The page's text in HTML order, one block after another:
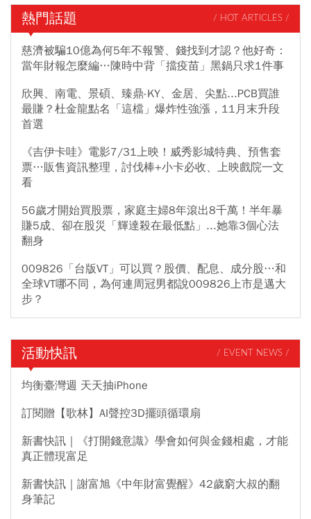
熱門話題 / HOT ARTICLES /
慈濟被騙10億為何5年不報警、錢找到才認？他好奇：
當年財報怎麼編…陳時中背「擋疫苗」黑鍋只求1件事
欣興、南電、景碩、臻鼎-KY、金居、尖點...PCB買誰
最賺？杜金龍點名「這檔」爆炸性強漲，11月末升段
首選
《吉伊卡哇》電影7/31上映！威秀影城特典、預售套
票…販售資訊整理，討伐棒+小卡必收、上映戲院一文
看
56歲才開始買股票，家庭主婦8年滾出8千萬！半年暴
賺5成、卻在股災「輝達殺在最低點」...她靠3個心法
翻身
009826「台版VT」可以買？股價、配息、成分股…和
全球VT哪不同，為何連周冠男都說009826上市是邁大
步？
活動快訊 / EVENT NEWS /
均衡臺灣週 天天抽iPhone
訂閱贈【歌林】AI聲控3D擺頭循環扇
新書快訊｜《打開錢意識》學會如何與金錢相處，才能
真正體現富足
新書快訊｜謝富旭《中年財富覺醒》42歲窮大叔的翻
身筆記